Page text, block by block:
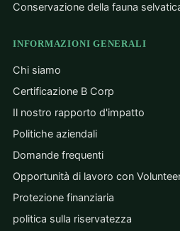
Conservazione della fauna
INFORMAZIONI GENERALI
Chi siamo
Certificazione B Corp
Il nostro rapporto d'impatto
Politiche aziendali
Domande frequenti
Opportunità di lavoro con
Protezione finanziaria
politica sulla riservatezza